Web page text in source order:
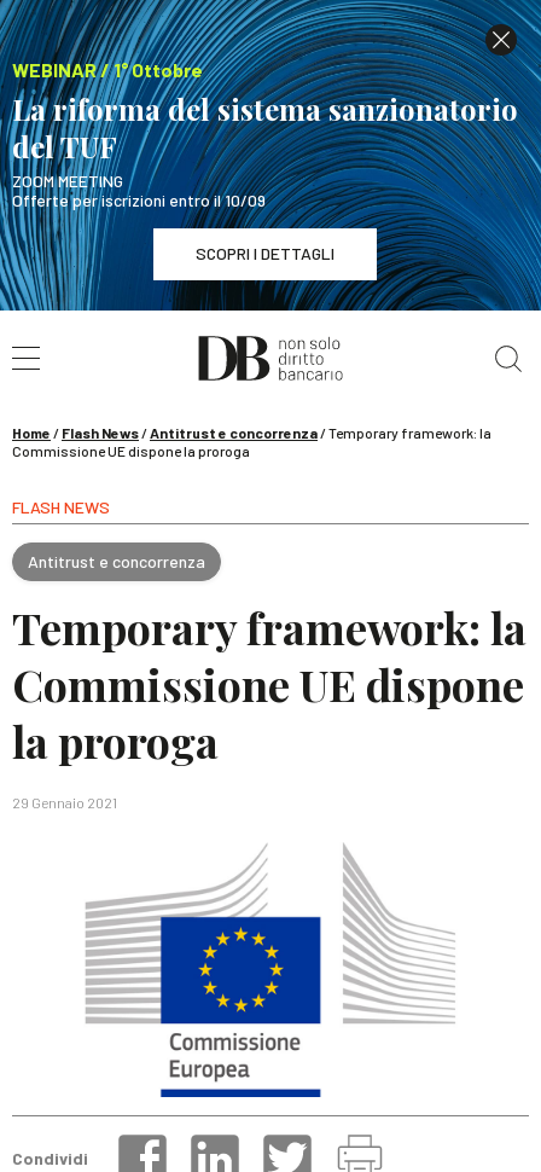
WEBINAR / 1° Ottobre
La riforma del sistema sanzionatorio
del TUF
ZOOM MEETING
Offerte per iscrizioni entro il 10/09
SCOPRI I DETTAGLI
WEBINAR / 1° Ottobre
La riforma del sistema sanzionatorio del TUF
Home / Flash News/Antitrust e concorrenza/Temporary framework: la
Commissione UE dispone la proroga
FLASH NEWS
Antitrust e concorrenza
Temporary framework: la
Commissione UE dispone
la proroga
29 Gennaio 2021
Condividi